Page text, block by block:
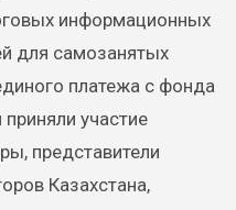
информационных
для самозанятых
платежа с фонда
участие
представители
Казахстана,